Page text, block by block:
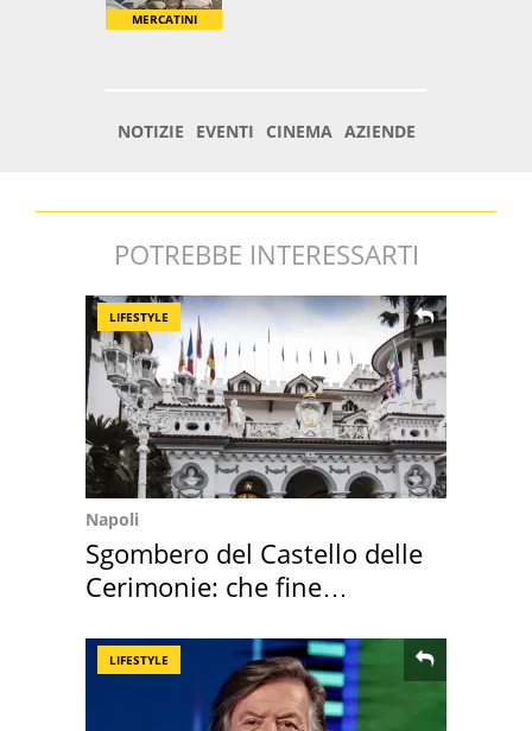
POTREBBE INTERESSARTI
LIFESTYLE
Napoli
Sgombero del Castello delle
Cerimonie: che fine
LIFESTYLE